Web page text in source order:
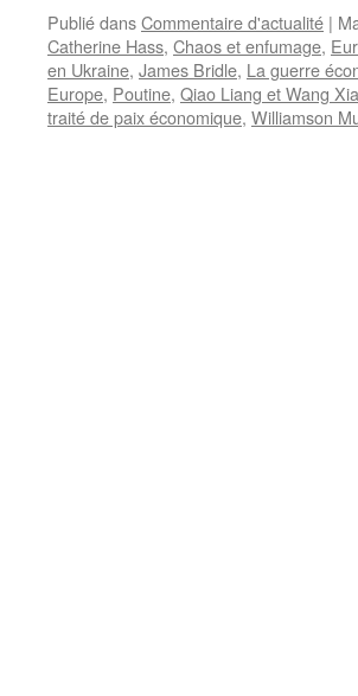
Publié dansCommentaire d'actualité |
Catherine Hass, Chaos et enfumage,
en Ukraine, James Bridle, La guerre
Europe, Poutine, Qiao Liang et Wang
traité de paix économique, Williamson